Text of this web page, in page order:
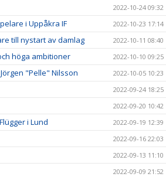
2022-10-24 09:32
i Uppåkra IF 2022-10-23 17:14
till nystart av damlag 2022-10-11 08:40
höga ambitioner 2022-10-10 09:25
"Pelle" Nilsson 2022-10-05 10:23
2022-09-24 18:25
2022-09-20 10:42
i Lund 2022-09-19 12:39
2022-09-16 22:03
2022-09-13 11:10
2022-09-09 21:52